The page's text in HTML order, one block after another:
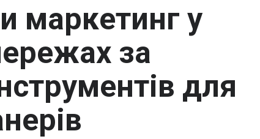
маркетинг у
за
для